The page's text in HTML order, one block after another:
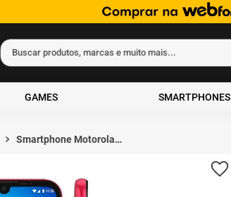
Buscar produtos, marcas e muito mais...
GAMES SMARTPHONES
Smartphone Motorola
Termos mais buscados
2º
gift card
4º
ps4